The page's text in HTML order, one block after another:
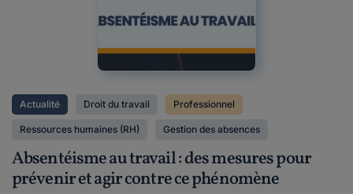
Actualité Droit du travail Professionnel
Ressources humaines (RH) Gestion des absences
Absentéisme au travail : des mesures pour
prévenir et agir contre ce phénomène